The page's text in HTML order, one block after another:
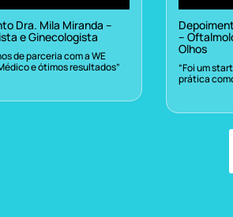
Dra. Mila Miranda –
e Ginecologista
de parceria com a WE
e ótimos resultados”
–
Olhos
“Foi um
prática